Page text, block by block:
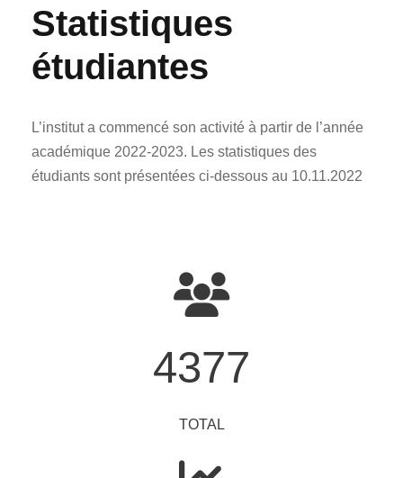
Statistiques
étudiantes
L’institut a commencé son activité à partir de l’année
académique 2022-2023. Les statistiques des
étudiants sont présentées ci-dessous au 10.11.2022
4377
TOTAL